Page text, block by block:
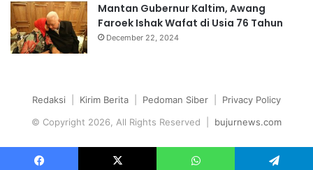
Mantan Gubernur Kaltim, Awang
Faroek Ishak Wafat di Usia 76 Tahun
December 22, 2024
Redaksi Kirim Berita Pedoman Siber
Privacy Policy
© Copyright 2026, All Rights Reserved | bujurnews.com